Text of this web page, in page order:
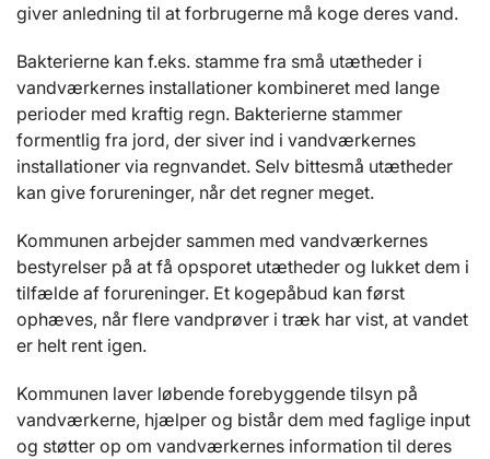
giver anledning til at forbrugerne må koge deres vand.
Bakterierne kan f.eks. stamme fra små utætheder i
vandværkernes installationer kombineret med lange
perioder med kraftig regn. Bakterierne stammer
formentlig fra jord, der siver ind i vandværkernes
installationer via regnvandet. Selv bittesmå utætheder
kan give forureninger, når det regner meget.
Kommunen arbejder sammen med vandværkernes
bestyrelser på at få opsporet utætheder og lukket dem i
tilfælde af forureninger. Et kogepåbud kan først
ophæves, når flere vandprøver i træk har vist, at vandet
er helt rent igen.
Kommunen laver løbende forebyggende tilsyn på
vandværkerne, hjælper og bistår dem med faglige input
og støtter op om vandværkernes information til deres